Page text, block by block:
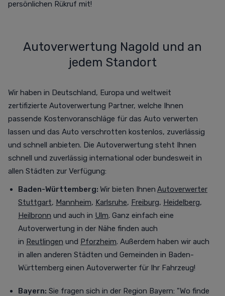
persönlichen Rükruf mit!
Autoverwertung Nagold und an
jedem Standort
Wir haben in Deutschland, Europa und weltweit
zertifizierte Autoverwertung Partner, welche Ihnen
passende Kostenvoranschläge für das Auto verwerten
lassen und das Auto verschrotten kostenlos, zuverlässig
und schnell anbieten. Die Autoverwertung steht Ihnen
schnell und zuverlässig international oder bundesweit in
allen Städten zur Verfügung:
Baden-Württemberg: Wir bieten Ihnen Autoverwerter
Stuttgart, Mannheim, Karlsruhe, Freiburg, Heidelberg,
Heilbronn und auch in Ulm. Ganz einfach eine
Autoverwertung in der Nähe finden auch
in Reutlingen und Pforzheim. Außerdem haben wir auch
in allen anderen Städten und Gemeinden in Baden-
Württemberg einen Autoverwerter für Ihr Fahrzeug!
Bayern: Sie fragen sich in der Region Bayern: "Wo finde